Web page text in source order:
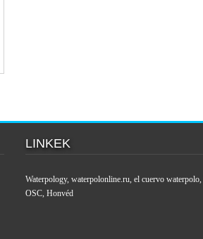
LINKEK
Waterpology, waterpolonline.ru, el cuervo waterpolo,
OSC, Honvéd